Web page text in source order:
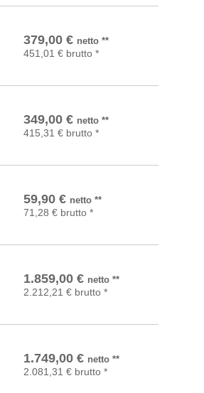
379,00 € netto**
451,01 € brutto *
In den Warenkorb
349,00 € netto**
415,31 € brutto *
In den Warenkorb
59,90 € netto**
71,28 € brutto *
In den Warenkorb
1.859,00 € netto**
2.212,21 € brutto *
In den Warenkorb
1.749,00 € netto**
2.081,31 € brutto *
In den Warenkorb